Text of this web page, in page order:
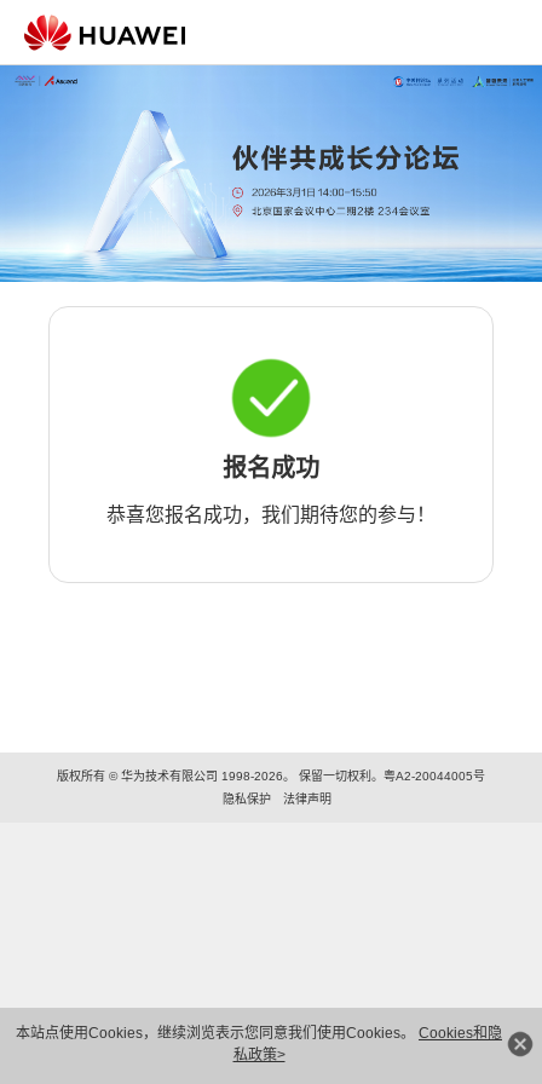
本站点使用Cookies，继续浏览表示您同意我们使用Cookies。 Cookies和隐
私政策>
报名成功
恭喜您报名成功，我们期待您的参与！
版权所有 © 华为技术有限公司 1998-2026。 保留一切权利。粤A2-20044005号
隐私保护
法律声明